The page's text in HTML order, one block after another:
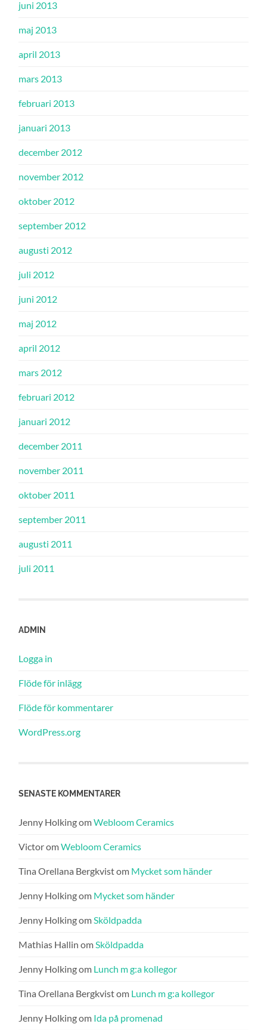
juni 2013
maj 2013
april 2013
mars 2013
februari 2013
januari 2013
december 2012
november 2012
oktober 2012
september 2012
augusti 2012
juli 2012
juni 2012
maj 2012
april 2012
mars 2012
februari 2012
januari 2012
december 2011
november 2011
oktober 2011
september 2011
augusti 2011
juli 2011
ADMIN
Logga in
Flöde för inlägg
Flöde för kommentarer
WordPress.org
SENASTE KOMMENTARER
Jenny HolkingomWebloom Ceramics
VictoromWebloom Ceramics
Tina Orellana Bergkvistom Mycket som händer
Jenny Holkingom Mycket som händer
Jenny HolkingomSköldpadda
Mathias Hallin omSköldpadda
Jenny Holkingom Lunch m g:a kollegor
Tina Orellana Bergkvistom Lunch m g:a kollegor
Jenny Holkingom Ida på promenad